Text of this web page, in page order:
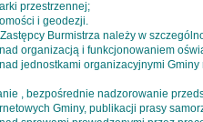
przestrzennej;
i geodezji.
Burmistrza należy w
organizacją i funkcjonowaniem
jednostkami organizacyjnymi
, bezpośrednie nadzorowanie
Gminy, publikacji prasy